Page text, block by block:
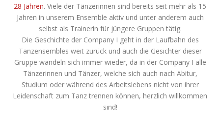
28 Jahren. Viele der Tänzerinnen sind bereits seit mehr als 15
Jahren in unserem Ensemble aktiv und unter anderem auch
selbst als Trainerin für jüngere Gruppen tätig.
Die Geschichte der Company I geht in der Laufbahn des
Tanzensembles weit zurück und auch die Gesichter dieser
Gruppe wandeln sich immer wieder, da in der Company I alle
Tänzerinnen und Tänzer, welche sich auch nach Abitur,
Studium oder während des Arbeitslebens nicht von ihrer
Leidenschaft zum Tanz trennen können, herzlich willkommen
sind!